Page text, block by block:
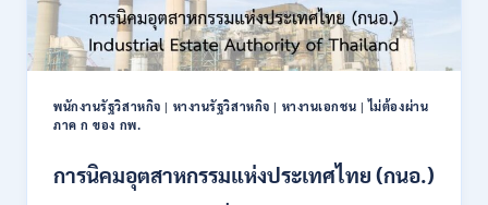
พนักงานรัฐวิสาหกิจ | หางานรัฐวิสาหกิจ | หางานเอกชน |ไม่ต้องผ่าน
ภาค ก ของ กพ.
การนิคมอุตสาหกรรมแห่งประเทศไทย (กนอ.)